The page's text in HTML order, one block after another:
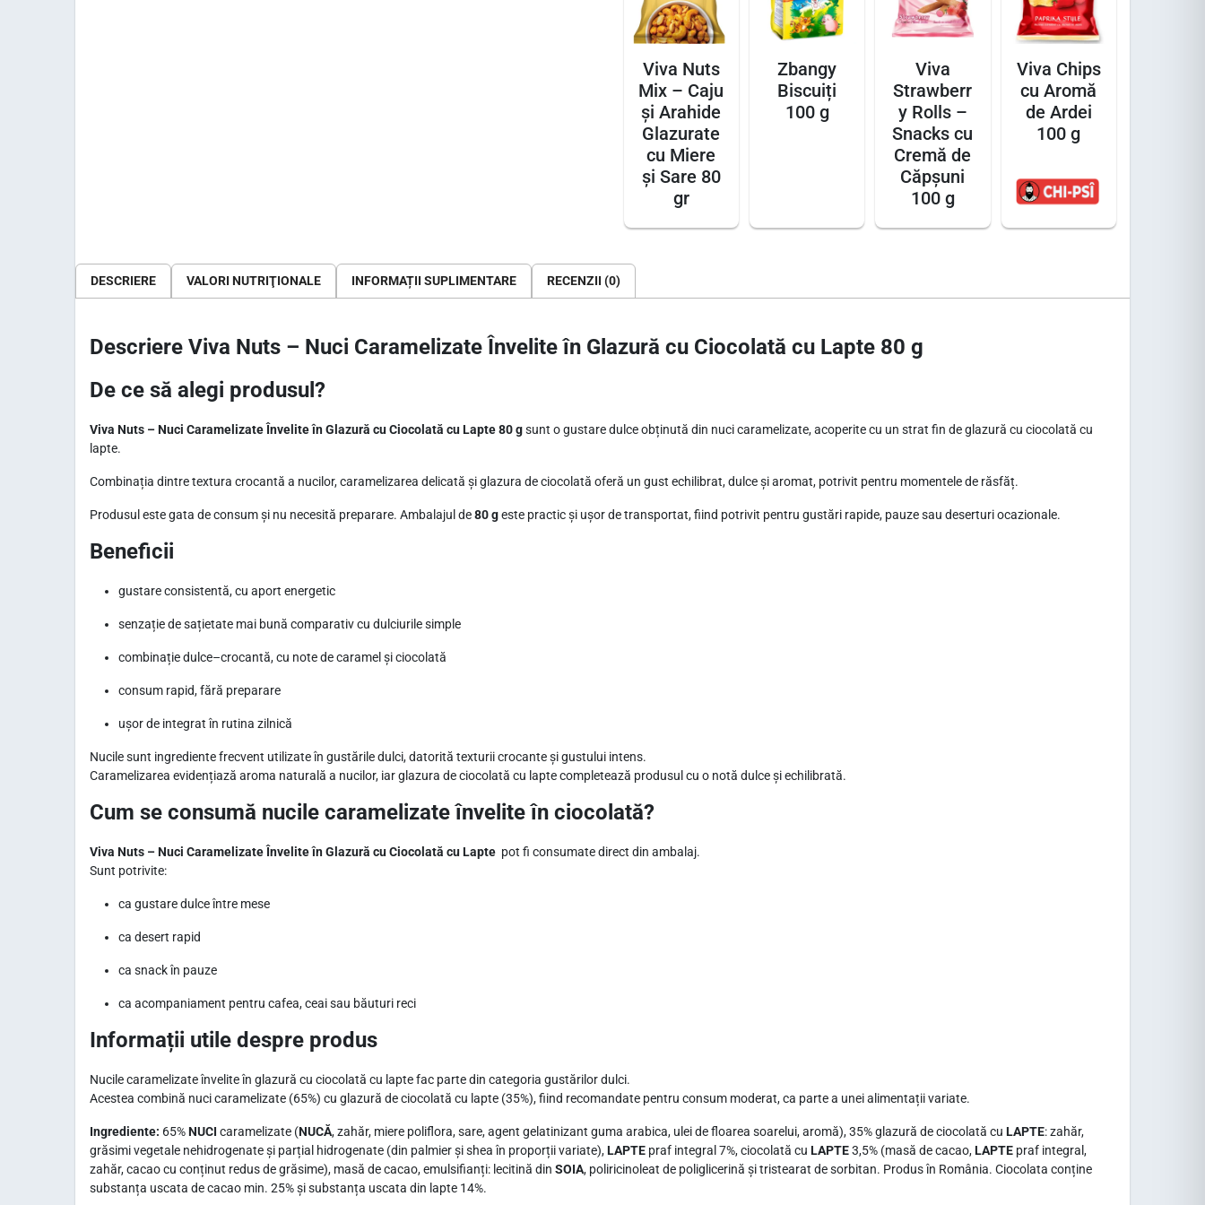
s
:
7
,
1
0
i
:
N
u
s
N
e
Î
l
z
a
ă
c
Viva Nuts
Mix – Caju
și Arahide
Glazurate
cu Miere
și Sare 80
gr
Zbangy
Biscuiți
100 g
Viva
Strawberr
y Rolls –
Snacks cu
Cremă de
Căpșuni
100 g
Viva Chips
cu Aromă
de Ardei
100 g
DESCRIERE VALORI NUTRIŢIONALE INFORMAȚII SUPLIMENTARE RECENZII (0)
Descriere Viva Nuts – Nuci Caramelizate Învelite în Glazură cu Ciocolată cu Lapte 80 g
De ce să alegi produsul?
Viva Nuts – Nuci Caramelizate Învelite în Glazură cu Ciocolată cu Lapte 80 gsunt o gustare dulce obținută din nuci caramelizate, acoperite cu un strat fin de glazură cu ciocolată cu
lapte.
Combinația dintre textura crocantă a nucilor, caramelizarea delicată și glazura de ciocolată oferă un gust echilibrat, dulce și aromat, potrivit pentru momentele de răsfăț.
Produsul este gata de consum și nu necesită preparare. Ambalajul de80 geste practic și ușor de transportat, fiind potrivit pentru gustări rapide, pauze sau deserturi ocazionale.
Beneficii
gustare consistentă, cu aport energetic
senzație de sațietate mai bună comparativ cu dulciurile simple
combinație dulce–crocantă, cu note de caramel și ciocolată
consum rapid, fără preparare
ușor de integrat în rutina zilnică
Nucile sunt ingrediente frecvent utilizate în gustările dulci, datorită texturii crocante și gustului intens.
Caramelizarea evidențiază aroma naturală a nucilor, iar glazura de ciocolată cu lapte completează produsul cu o notă dulce și echilibrată.
Cum se consumă nucile caramelizate învelite în ciocolată?
Viva Nuts – Nuci Caramelizate Învelite în Glazură cu Ciocolată cu Lapte pot fi consumate direct din ambalaj.
Sunt potrivite:
ca gustare dulce între mese
ca desert rapid
ca snack în pauze
ca acompaniament pentru cafea, ceai sau băuturi reci
Informații utile despre produs
Nucile caramelizate învelite în glazură cu ciocolată cu lapte fac parte din categoria gustărilor dulci.
Acestea combină nuci caramelizate (65%) cu glazură de ciocolată cu lapte (35%), fiind recomandate pentru consum moderat, ca parte a unei alimentații variate.
Ingrediente: 65%NUCI caramelizate (NUCĂ, zahăr, miere poliflora, sare, agent gelatinizant guma arabica, ulei de floarea soarelui, aromă), 35% glazură de ciocolată cu LAPTE: zahăr,
grăsimi vegetale nehidrogenate și parțial hidrogenate (din palmier și shea în proporții variate),LAPTE praf integral 7%, ciocolată cu LAPTE3,5% (masă de cacao,LAPTE praf integral,
zahăr, cacao cu conținut redus de grăsime), masă de cacao, emulsifianți: lecitină din SOIA, poliricinoleat de poliglicerină și tristearat de sorbitan. Produs în România. Ciocolata conține
substanța uscata de cacao min. 25% și substanța uscata din lapte 14%.